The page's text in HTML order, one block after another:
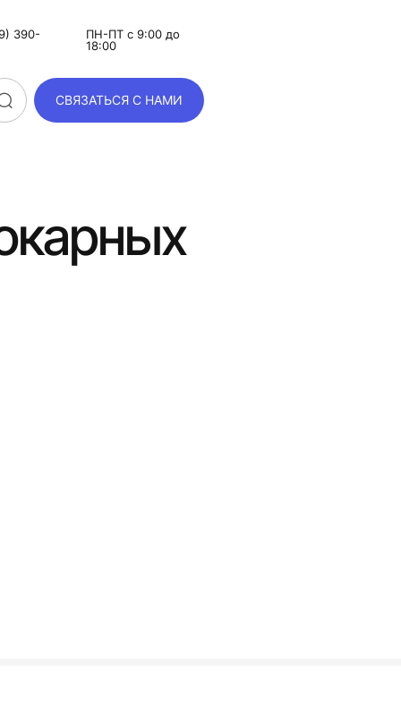
390-
ПН-ПТ с 9:00 до
18:00
СВЯЗАТЬСЯ С НАМИ